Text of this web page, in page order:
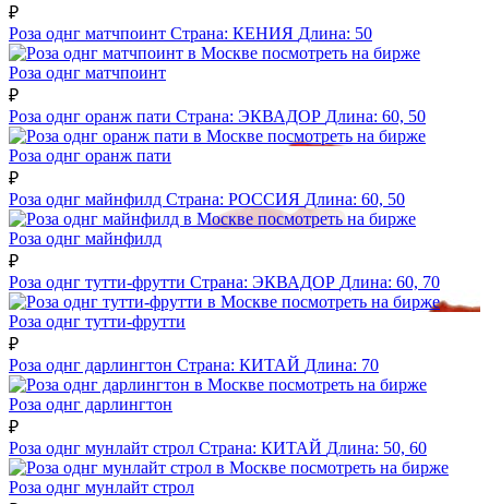
₽
Роза однг матчпоинт Страна: КЕНИЯ Длина: 50
посмотреть на бирже
Роза однг матчпоинт
₽
Роза однг оранж пати Страна: ЭКВАДОР Длина: 60, 50
посмотреть на бирже
Роза однг оранж пати
₽
Роза однг майнфилд Страна: РОССИЯ Длина: 60, 50
посмотреть на бирже
Роза однг майнфилд
₽
Роза однг тутти-фрутти Страна: ЭКВАДОР Длина: 60, 70
посмотреть на бирже
Роза однг тутти-фрутти
₽
Роза однг дарлингтон Страна: КИТАЙ Длина: 70
посмотреть на бирже
Роза однг дарлингтон
₽
Роза однг мунлайт строл Страна: КИТАЙ Длина: 50, 60
посмотреть на бирже
Роза однг мунлайт строл